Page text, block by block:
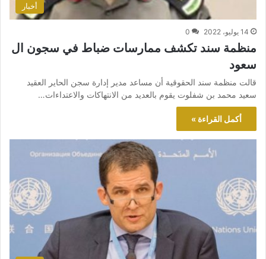
أخبار
14 يوليو، 2022 0
منظمة سند تكشف ممارسات ضباط في سجون ال
سعود
قالت منظمة سند الحقوقية أن مساعد مدير إدارة سجن الحاير العقيد
سعيد محمد بن شفلوت يقوم بالعديد من الانتهاكات والاعتداءات…
أكمل القراءة »